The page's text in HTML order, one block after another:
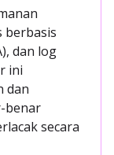
berbasis
dan log
ini
dan
benar
secara